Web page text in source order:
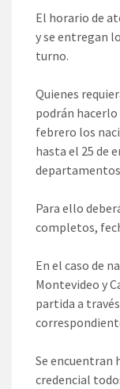
El horario de
y se entregan
turno.
Quienes
podrán hacerlo
febrero los
hasta el 25 de
Para ello
completos,
En el caso de
Montevideo y
partida a
Se encuentran
credencial